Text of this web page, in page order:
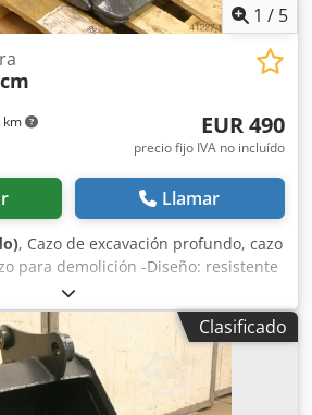
1 / 5
km EUR 490
precio fijo IVA no incluído
Llamar
, Cazo de excavación profundo, cazo
para demolición -Diseño: resistente
450 mm -Profundidad: 600 mm -
de anclaje: 160 mm -Distancia
-Diámetro del orificio: Ø 45 mm -
A I Insx Aamsk -El sistema de
modificarse por un coste adicional -
Clasificado